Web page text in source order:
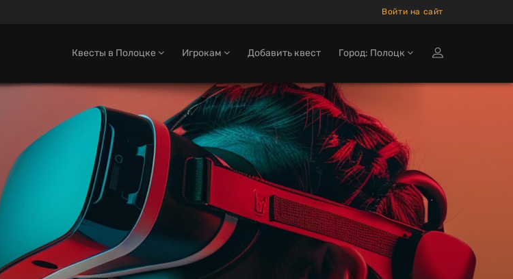
Войти на сайт
Квесты в Полоцке Игрокам Добавить квест Город: Полоцк